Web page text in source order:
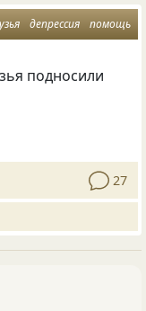
депрессия помощь
подносили
27